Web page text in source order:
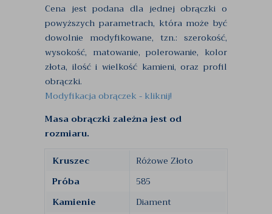
Cena jest podana dla jednej obrączki o
powyższych parametrach, która może być
dowolnie modyfikowane, tzn.: szerokość,
wysokość, matowanie, polerowanie, kolor
złota, ilość i wielkość kamieni, oraz profil
obrączki.
Modyfikacja obrączek - kliknij!
Masa obrączki zależna jest od
rozmiaru.
Kruszec
Różowe Złoto
Próba
585
Kamienie
Diament